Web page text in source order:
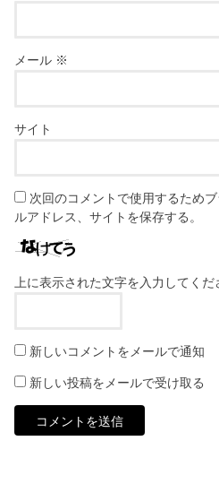
メール ※
サイト
次回のコメントで使用するため
ルアドレス、サイトを保存する。
上に表示された文字を入力してくだ
新しいコメントをメールで通知
新しい投稿をメールで受け取る